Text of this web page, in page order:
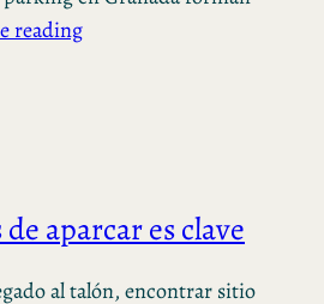
reading
aparcar es clave
al talón, encontrar sitio